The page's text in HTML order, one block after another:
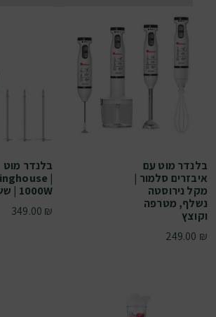
בלנדר מוט עם
איבזרים סלמור |
מקל נירוסטה
נשלף, מטרפה
וקוצץ
249.00 ₪
בלנדר מוט
|
1000W | שש ב-1
349.00 ₪